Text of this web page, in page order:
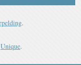
.
Unique.